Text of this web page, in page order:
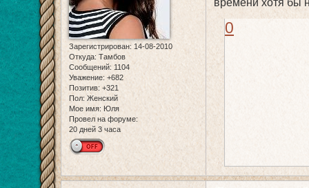
Зарегистрирован: 14-08-2010
Откуда: Тамбов
Сообщений: 1104
Уважение: +682
Позитив: +321
Пол: Женский
Мое имя: Юля
Провел на форуме:
20 дней 3 часа
времени хотя бы
0